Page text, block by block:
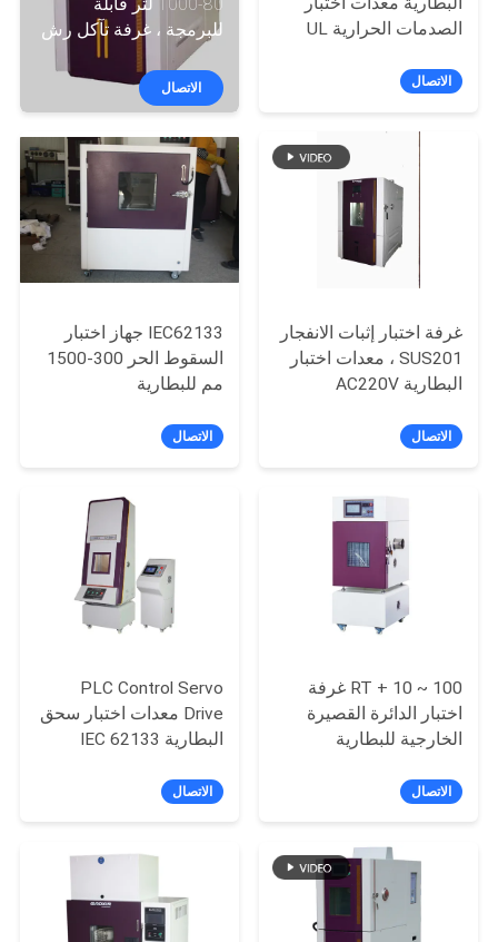
الجودة
اطلب
اقتباس
خريطة
PRIVACY
POLICY
80-1000 لتر قابلة
للبرمجة ، غرفة تآكل رش
الملح
الاتصال
الصدمات الحرارية UL
الاتصال
IEC62133 جهاز اختبار
السقوط الحر 300-1500
مم للبطارية
الاتصال
غرفة اختبار إثبات الانفجار
SUS201 ، معدات اختبار
البطارية AC220V
الاتصال
PLC Control Servo
Drive معدات اختبار سحق
البطارية IEC 62133
الاتصال
RT + 10 ~ 100 غرفة
اختبار الدائرة القصيرة
الخارجية للبطارية
الاتصال